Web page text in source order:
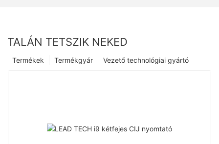
TALÁN TETSZIK NEKED
Vezető technológiai gyártó
Termékgyár
Termékek